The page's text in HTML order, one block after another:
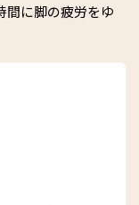
に脚の疲労をゆ